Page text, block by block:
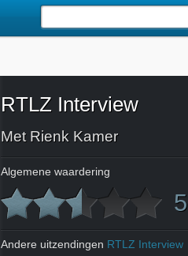
RTLZ Interview
Met Rienk Kamer
Algemene waardering
5
Andere uitzendingen RTLZ Interview